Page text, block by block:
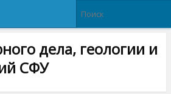
дела, геологии и
СФУ